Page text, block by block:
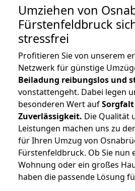
Umziehen von
Fürstenfeldbruck
stressfrei
Profitieren Sie von unserem
Netzwerk für günstige
Beiladung reibungslos und
vonstattengeht. Dabei legen
besonderen Wert auf
Zuverlässigkeit. Die Qualität
Leistungen machen uns zu
für Ihren Umzug von
Fürstenfeldbruck. Ob Sie nun
Wohnung oder ein großes
haben die passende Lösung